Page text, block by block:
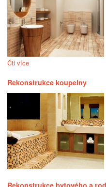
Čti více
Rekonstrukce koupelny